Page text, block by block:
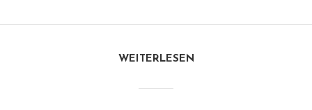
WEITERLESEN